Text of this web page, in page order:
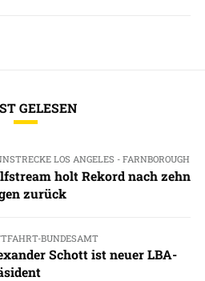
GELESEN
LOS ANGELES - FARNBOROUGH
holt Rekord nach zehn
zurück
BUNDESAMT
Schott ist neuer LBA-